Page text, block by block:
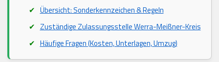
Übersicht: Sonderkennzeichen & Regeln
Zuständige Zulassungsstelle Werra-Meißner-Kreis
Häufige Fragen (Kosten, Unterlagen, Umzug)